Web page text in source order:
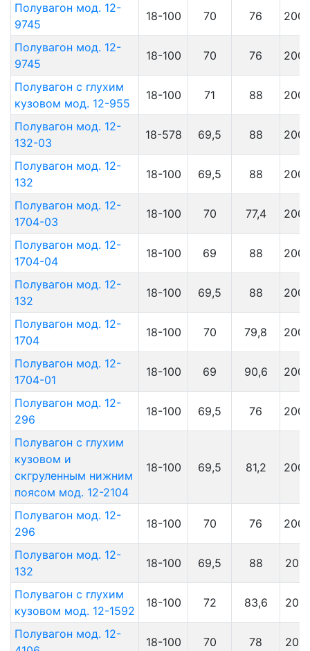
Полувагон мод. 12-
9745
18-100 70 76
Полувагон мод. 12-
9745
18-100 70 76
Полувагон с глухим
кузовом мод. 12-955
18-100 71 88
Полувагон мод. 12-
132-03
18-578 69,5 88
Полувагон мод. 12-
132
18-100 69,5 88
Полувагон мод. 12-
1704-03
18-100 70 77,4
Полувагон мод. 12-
1704-04
18-100 69 88
Полувагон мод. 12-
132
18-100 69,5 88
Полувагон мод. 12-
1704
18-100 70 79,8
Полувагон мод. 12-
1704-01
18-100 69 90,6
Полувагон мод. 12-
296
18-100 69,5 76
Полувагон с глухим
кузовом и
скгруленным нижним
поясом мод. 12-2104
18-100 69,5 81,2
Полувагон мод. 12-
296
18-100 70 76
Полувагон мод. 12-
132
18-100 69,5 88 2001
Полувагон с глухим
кузовом мод. 12-1592
18-100 72 83,6 2001
Полувагон мод. 12-
18-100 70 78 2001